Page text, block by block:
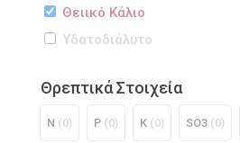
Θειικό Κάλιο
Υδατοδιάλυτο
Θρεπτικά Στοιχεία
Ν (0) P (0) K (0) SO3 (0)